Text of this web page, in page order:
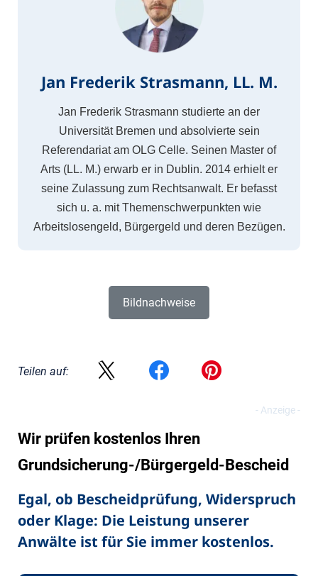
Jan Frederik Strasmann, LL. M.
Jan Frederik Strasmann studierte an der
Universität Bremen und absolvierte sein
Referendariat am OLG Celle. Seinen Master of
Arts (LL. M.) erwarb er in Dublin. 2014 erhielt er
seine Zulassung zum Rechtsanwalt. Er befasst
sich u. a. mit Themenschwerpunkten wie
Arbeitslosengeld, Bürgergeld und deren Bezügen.
Bildnachweise
Teilen auf:
Wir prüfen kostenlos Ihren
Grundsicherung-/Bürgergeld-Bescheid
Egal, ob Bescheidprüfung, Widerspruch
oder Klage: Die Leistung unserer
Anwälte ist für Sie immer kostenlos.